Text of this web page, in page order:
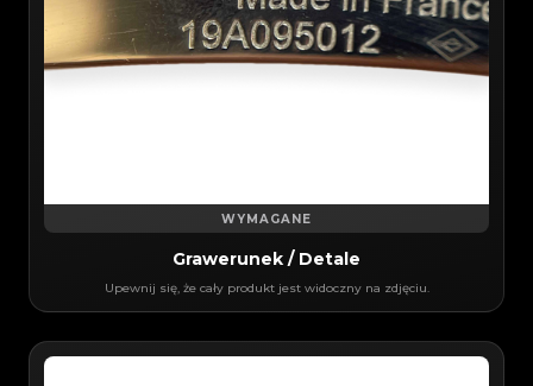
WYMAGANE
Grawerunek / Detale
Upewnij się, że cały produkt jest widoczny na zdjęciu.